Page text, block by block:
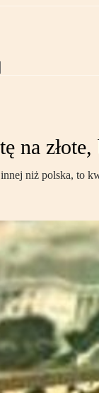
na
niż polska, to